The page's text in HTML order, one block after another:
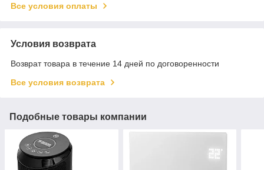
Все условия оплаты
Условия возврата
Возврат товара в течение 14 дней по договоренности
Все условия возврата
Подобные товары компании